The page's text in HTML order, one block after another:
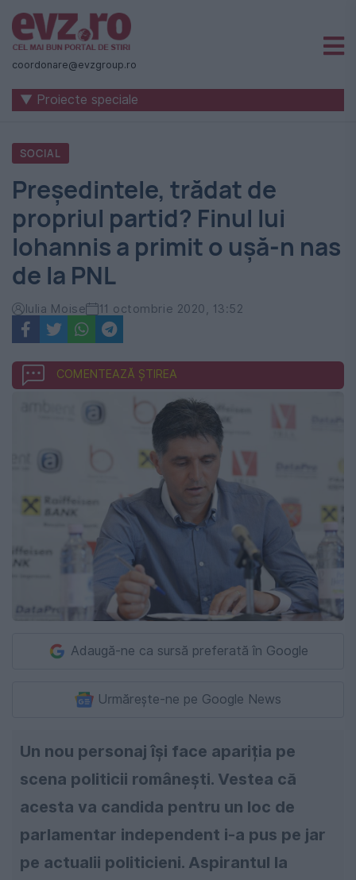
Știri
naționale
internaționale
România
-
Evenimentul
Zilei
coordonare@evzgroup.ro
▼ Proiecte speciale
SOCIAL
Președintele, trădat de
propriul partid? Finul lui
Iohannis a primit o ușă-n nas
de la PNL
Iulia Moise 11 octombrie 2020, 13:52
COMENTEAZĂ ȘTIREA
Adaugă-ne ca sursă preferată în Google
Urmărește-ne pe Google News
Un nou personaj își face apariția pe
scena politicii românești. Vestea că
acesta va candida pentru un loc de
parlamentar independent i-a pus pe jar
pe actualii politicieni. Aspirantul la